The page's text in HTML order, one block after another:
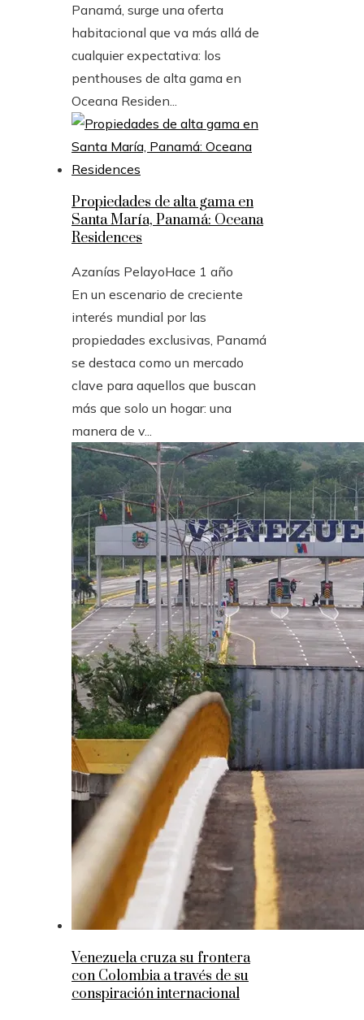
Panamá, surge una oferta
habitacional que va más allá de
cualquier expectativa: los
penthouses de alta gama en
Oceana Residen...
Propiedades de alta gama en
Santa María, Panamá: Oceana
Residences
Azanías PelayoHace 1 año
En un escenario de creciente
interés mundial por las
propiedades exclusivas, Panamá
se destaca como un mercado
clave para aquellos que buscan
más que solo un hogar: una
manera de v...
Venezuela cruza su frontera
con Colombia a través de su
conspiración internacional